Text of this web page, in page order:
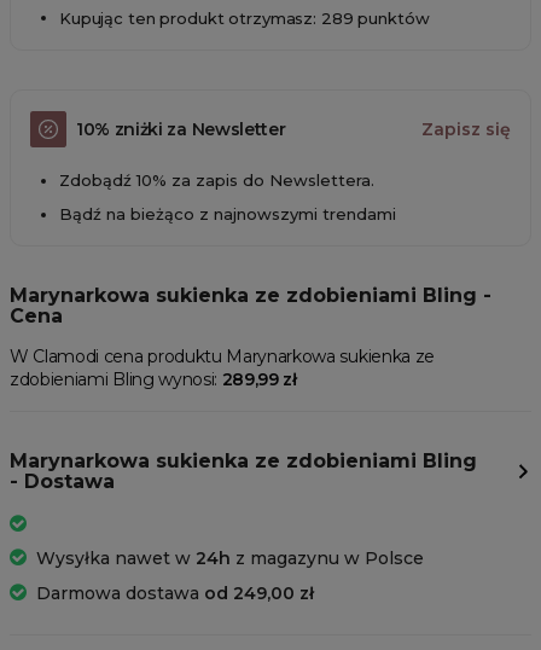
Kupując ten produkt otrzymasz: 289 punktów
10% zniżki za Newsletter Zapisz się
Zdobądź 10% za zapis do Newslettera.
Bądź na bieżąco z najnowszymi trendami
Marynarkowa sukienka ze zdobieniami Bling -
Cena
W Clamodi cena produktu Marynarkowa sukienka ze
zdobieniami Bling wynosi: 289,99 zł
Marynarkowa sukienka ze zdobieniami Bling
- Dostawa
Wysyłka nawet w 24h z magazynu w Polsce
Darmowa dostawa od 249,00 zł